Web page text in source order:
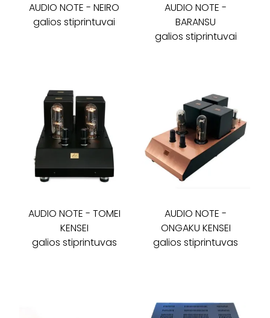
AUDIO NOTE -NEIRO
galios stiprintuvai
AUDIO NOTE -
BARANSU
galios stiprintuvai
AUDIO NOTE - TOMEI
KENSEI
galios stiprintuvas
AUDIO NOTE -
ONGAKU KENSEI
galios stiprintuvas